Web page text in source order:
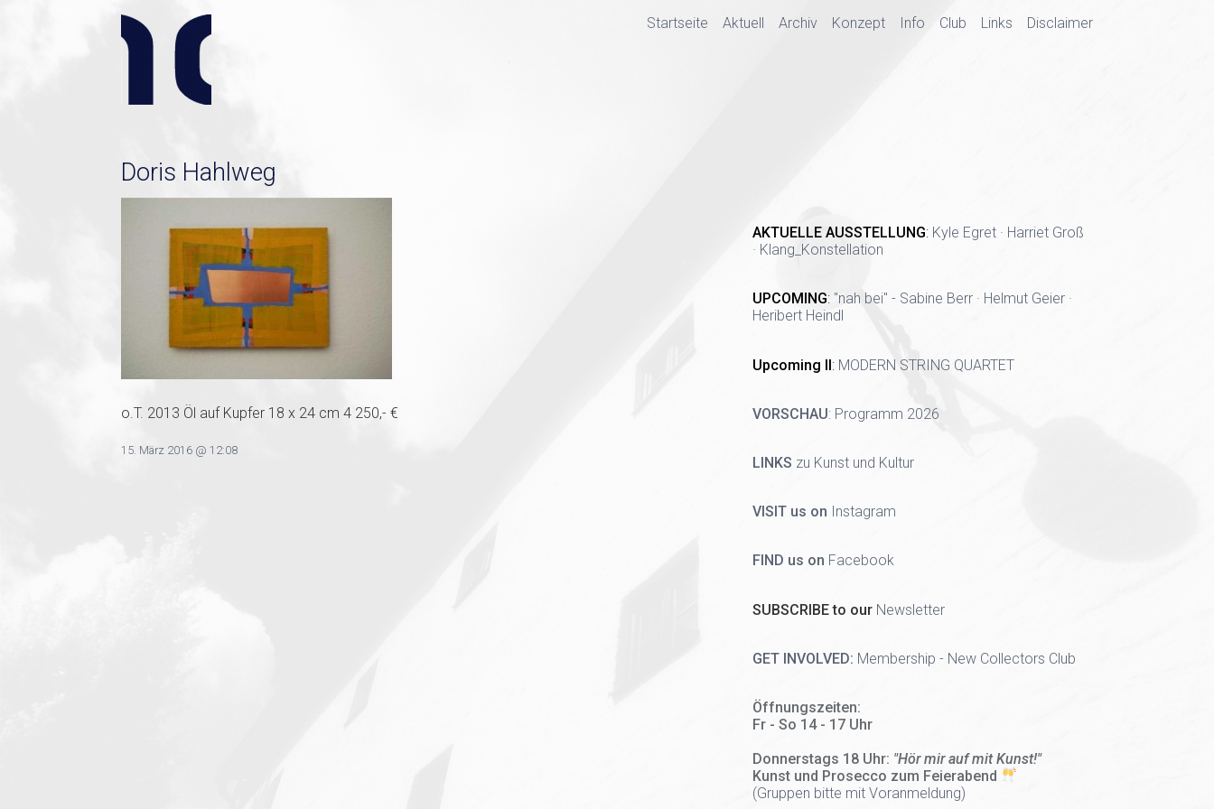
Startseite Aktuell Archiv Konzept Info Club Links Disclaimer
Doris Hahlweg
o.T. 2013 Öl auf Kupfer 18 x 24 cm 4 250,- €
15. März 2016 @ 12:08
AKTUELLE AUSSTELLUNG: Kyle Egret · Harriet Groß
· Klang_Konstellation
UPCOMING: "nah bei" - Sabine Berr · Helmut Geier ·
Heribert Heindl
Upcoming II: MODERN STRING QUARTET
VORSCHAU: Programm 2026
LINKS zu Kunst und Kultur
VISIT us on Instagram
FIND us on Facebook
SUBSCRIBE to our Newsletter
GET INVOLVED: Membership - New Collectors Club
Öffnungszeiten:
Fr - So 14 - 17 Uhr
Donnerstags 18 Uhr: "Hör mir auf mit Kunst!"
Kunst und Prosecco zum Feierabend
(Gruppen bitte mit Voranmeldung)